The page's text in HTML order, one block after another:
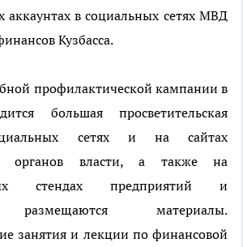
в социальных сетях МВД
Кузбасса.
профилактической кампании в
большая просветительская
сетях и на сайтах
органов власти, а также на
стендах предприятий и
размещаются материалы.
занятия и лекции по финансовой